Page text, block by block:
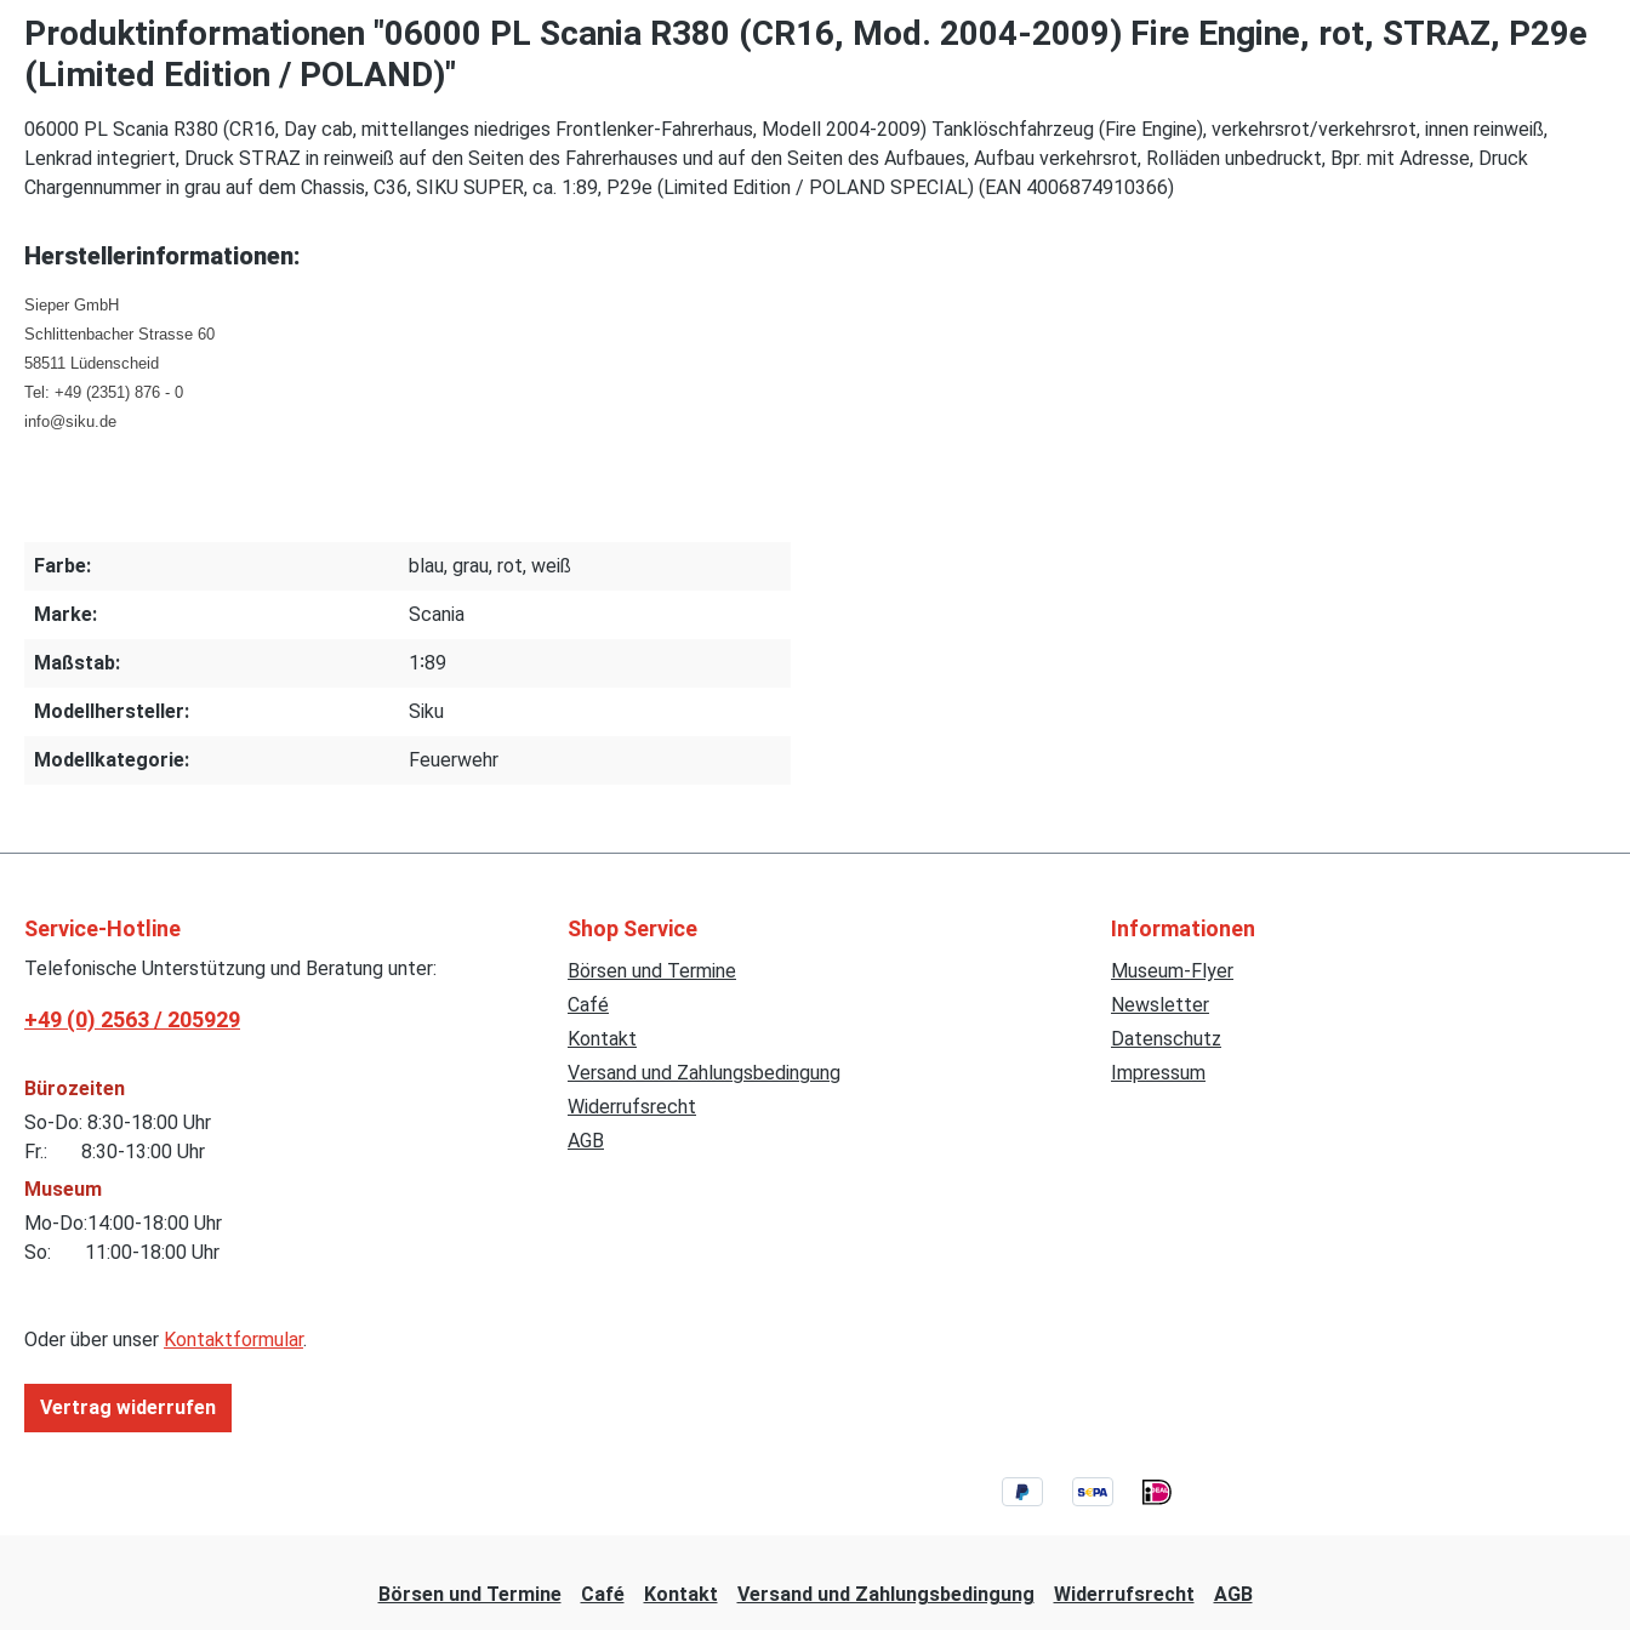
Produktinformationen "06000 PL Scania R380 (CR16, Mod. 2004-2009) Fire Engine, rot, STRAZ, P29e
(Limited Edition / POLAND)"
06000 PL Scania R380 (CR16, Day cab, mittellanges niedriges Frontlenker-Fahrerhaus, Modell 2004-2009) Tanklöschfahrzeug (Fire Engine), verkehrsrot/verkehrsrot, innen reinweiß,
Lenkrad integriert, Druck STRAZ in reinweiß auf den Seiten des Fahrerhauses und auf den Seiten des Aufbaues, Aufbau verkehrsrot, Rolläden unbedruckt, Bpr. mit Adresse, Druck
Chargennummer in grau auf dem Chassis, C36, SIKU SUPER, ca. 1:89, P29e (Limited Edition / POLAND SPECIAL) (EAN 4006874910366)
Herstellerinformationen:
Sieper GmbH
Schlittenbacher Strasse 60
58511 Lüdenscheid
Tel: +49 (2351) 876 - 0
info@siku.de
Farbe: blau, grau, rot, weiß
Marke: Scania
Maßstab: 1∶89
Modellhersteller: Siku
Modellkategorie: Feuerwehr
Service-Hotline
Telefonische Unterstützung und Beratung unter:
+49 (0) 2563 / 205929
Bürozeiten
So-Do: 8:30-18:00 Uhr
Fr.: 8:30-13:00 Uhr
Museum
Mo-Do:14:00-18:00 Uhr
So: 11:00-18:00 Uhr
Oder über unser Kontaktformular.
Vertrag widerrufen
Shop Service
Börsen und Termine
Café
Kontakt
Versand und Zahlungsbedingung
Widerrufsrecht
AGB
Informationen
Museum-Flyer
Newsletter
Datenschutz
Impressum
Börsen und Termine Café Kontakt Versand und Zahlungsbedingung Widerrufsrecht AGB